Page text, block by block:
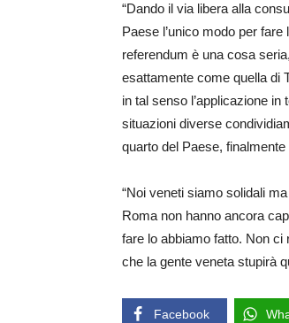
“Dando il via libera alla
Paese l’unico modo per
referendum è una cosa
esattamente come quella di
in tal senso l’applicazione in
situazioni diverse
quarto del Paese, finalmente
“Noi veneti siamo solidali
Roma non hanno ancora
fare lo abbiamo fatto. Non
che la gente veneta stupirà
Facebook